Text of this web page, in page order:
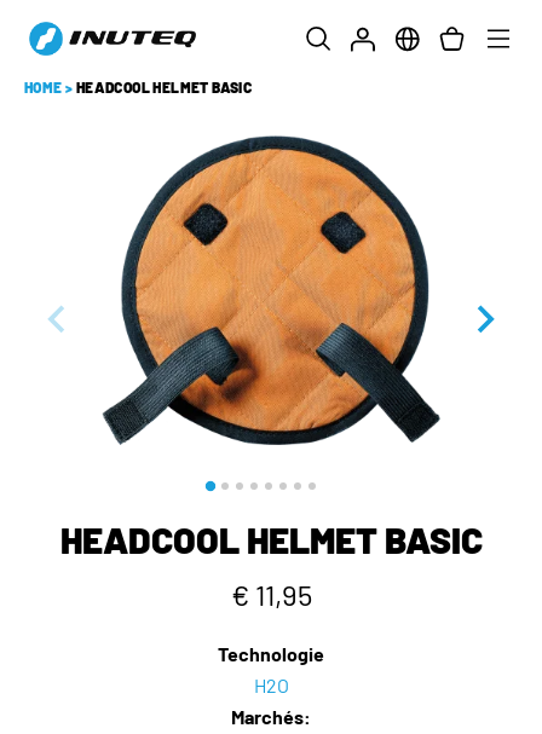
HOME > HEADCOOL HELMET BASIC
HEADCOOL HELMET BASIC
€ 11,95
Technologie
H2O
Marchés: